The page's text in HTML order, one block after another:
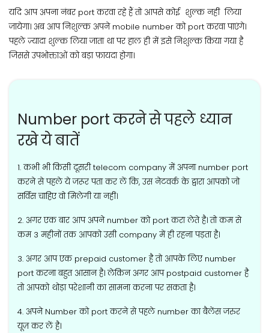
यदि आप अपना नंबर port करवा रहे हैं तो आपसे कोई शुल्क नहीं लिया
जायेगा। अब आप निशुल्क अपने mobile number को port करवा पाएंगे।
पहले ज़्यादा शुल्क लिया जाता था पर हाल ही में इसे निशुल्क किया गया है
जिससे उपभोक्ताओं को बड़ा फ़ायदा होगा।
Number port करने से पहले ध्यान
रखे ये बातें
1. कभी भी किसी दूसरी telecom company में अपना number port
करने से पहले ये जरूर पता कर लें कि, उस नेटवर्क के द्वारा आपको जो
सर्विस चाहिए वो मिलेगी या नहीं।
2. अगर एक बार आप अपने number को port करा लेते है। तो कम से
कम 3 महीनों तक आपको उसी company में ही रहना पड़ता है।
3. अगर आप एक prepaid customer है तो आपके लिए number
port करना बहुत आसान है। लेकिन अगर आप postpaid customer है
तो आपको थोड़ा परेशानी का सामना करना पर सकता है।
4. अपने Number को port करने से पहले number का बैलेंस जरुर
यूज़ कर लें है।